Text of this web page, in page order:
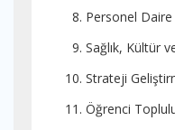
Personel Daire
Sağlık, Kültür
Strateji
Öğrenci